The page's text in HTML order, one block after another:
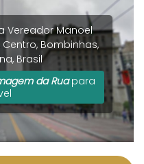
Vereador Manoel
Centro, Bombinhas,
, Brasil
da Ruapara